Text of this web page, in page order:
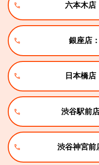
六本木店
銀座店
日本橋
渋谷駅前
渋谷神宮前